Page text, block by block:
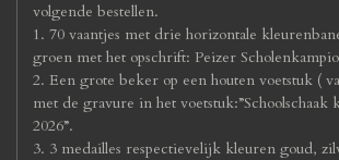
volgende bestellen.
1. 70 vaantjes met drie horizontale
groen met het opschrift: Peizer
2. Een grote beker op een houten voetstuk (
met de gravure in het voetstuk:”Schoolschaak
2026”.
3. 3 medailles respectievelijk kleuren goud,